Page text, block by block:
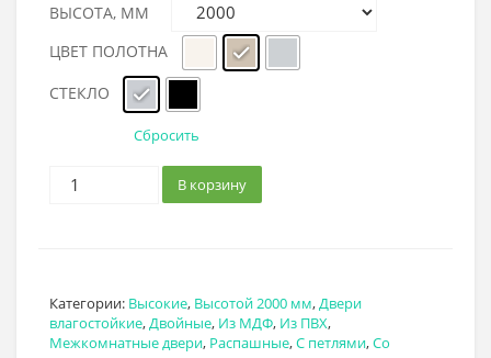
ВЫСОТА, ММ
ЦВЕТ ПОЛОТНА
СТЕКЛО
Сбросить
В корзину
Категории: Высокие, Высотой 2000 мм,Двери
влагостойкие,Двойные, Из МДФ, Из ПВХ,
Межкомнатные двери, Распашные,С петлями,Со